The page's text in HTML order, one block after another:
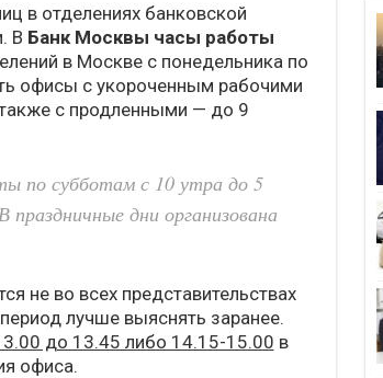
в отделениях банковской
В Банк Москвы часы работы
в Москве с понедельника по
офисы с укороченным рабочими
с продленными — до 9
по субботам с 10 утра до 5
праздничные дни организована
не во всех представительствах
лучше выяснять заранее.
до 13.45 либо 14.15-15.00 в
офиса.